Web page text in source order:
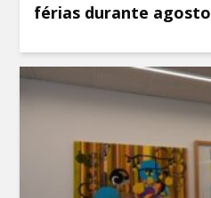
férias durante agosto